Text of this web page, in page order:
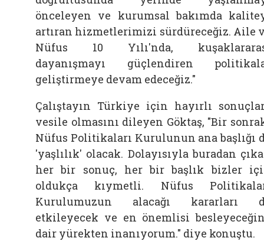
önceleyen ve kurumsal bakımda
artıran hizmetlerimizi sürdüreceğiz. Aile
Nüfus 10 Yılı'nda,
dayanışmayı güçlendiren
geliştirmeye devam edeceğiz."
Çalıştayın Türkiye için hayırlı
vesile olmasını dileyen Göktaş, "Bir
Nüfus Politikaları Kurulunun ana başlığı
'yaşlılık' olacak. Dolayısıyla buradan
her bir sonuç, her bir başlık bizler
oldukça kıymetli. Nüfus
Kurulumuzun alacağı kararları
etkileyecek ve en önemlisi
dair yürekten inanıyorum." diye konuştu.